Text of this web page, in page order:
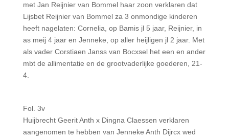
met Jan Reijnier van Bommel haar zoon verklaren dat
Lijsbet Reijnier van Bommel za 3 onmondige kinderen
heeft nagelaten: Cornelia, op Bamis jl 5 jaar, Reijnier, in
as meij 4 jaar en Jenneke, op aller heijligen jl 2 jaar. Met
als vader Corstiaen Janss van Bocxsel het een en ander
mbt de allimentatie en de grootvaderlijke goederen, 21-
4.
Fol. 3v
Huijbrecht Geerit Anth x Dingna Claessen verklaren
aangenomen te hebben van Jenneke Anth Dijrcx wed